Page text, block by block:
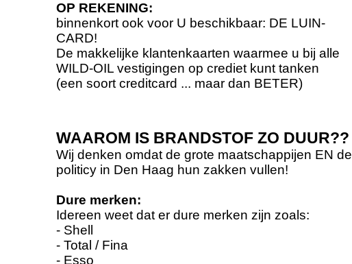
OP REKENING:
binnenkort ook voor U beschikbaar: DE LUIN-
CARD!
De makkelijke klantenkaarten waarmee u bij alle
WILD-OIL vestigingen op crediet kunt tanken
(een soort creditcard ... maar dan BETER)
WAAROM IS BRANDSTOF ZO DUUR??
Wij denken omdat de grote maatschappijen EN de
politicy in Den Haag hun zakken vullen!
Dure merken:
Idereen weet dat er dure merken zijn zoals:
- Shell
- Total / Fina
- Esso